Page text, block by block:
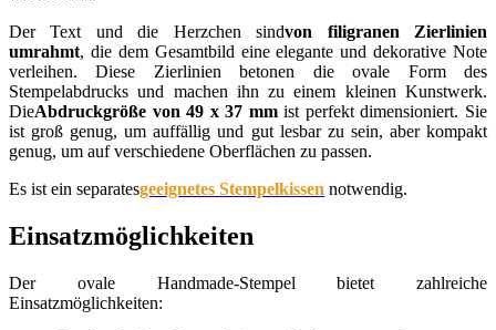
Der Text und die Herzchen sindvon filigranen Zierlinien
umrahmt, die dem Gesamtbild eine elegante und dekorative Note
verleihen. Diese Zierlinien betonen die ovale Form des
Stempelabdrucks und machen ihn zu einem kleinen Kunstwerk.
DieAbdruckgröße von 49 x 37 mmist perfekt dimensioniert. Sie
ist groß genug, um auffällig und gut lesbar zu sein, aber kompakt
genug, um auf verschiedene Oberflächen zu passen.
Es ist ein separatesgeeignetes Stempelkissen notwendig.
Einsatzmöglichkeiten
Der ovale Handmade-Stempel bietet zahlreiche
Einsatzmöglichkeiten: